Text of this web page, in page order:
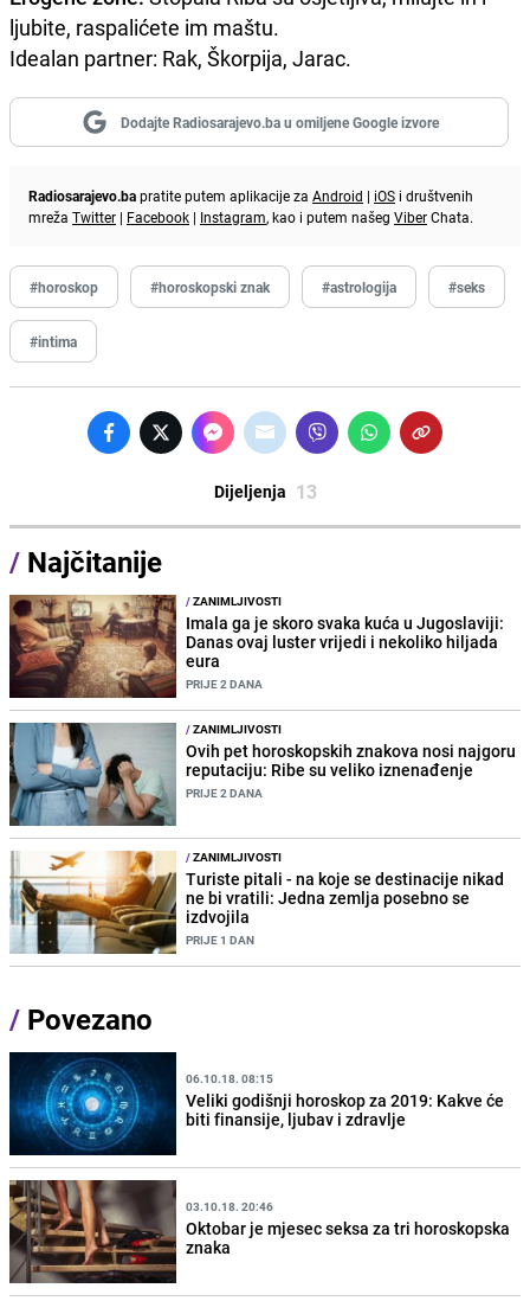
ljubite, raspalićete im maštu.
Idealan partner: Rak, Škorpija, Jarac.
Dodajte Radiosarajevo.ba u omiljene Google izvore
Radiosarajevo.bapratite putem aplikacije za Android | iOS i društvenih
mreža Twitter | Facebook | Instagram, kao i putem našeg ViberChata.
#horoskop #horoskopski znak #astrologija #seks
#intima
Dijeljenja 13
/ Najčitanije
/ZANIMLJIVOSTI
Imala ga je skoro svaka kuća u Jugoslaviji:
Danas ovaj luster vrijedi i nekoliko hiljada
eura
PRIJE 2 DANA
/ZANIMLJIVOSTI
Ovih pet horoskopskih znakova nosi najgoru
reputaciju: Ribe su veliko iznenađenje
PRIJE 2 DANA
/ZANIMLJIVOSTI
Turiste pitali - na koje se destinacije nikad
ne bi vratili: Jedna zemlja posebno se
izdvojila
PRIJE 1 DAN
/ Povezano
06.10.18. 08:15
Veliki godišnji horoskop za 2019: Kakve će
biti finansije, ljubav i zdravlje
03.10.18. 20:46
Oktobar je mjesec seksa za tri horoskopska
znaka